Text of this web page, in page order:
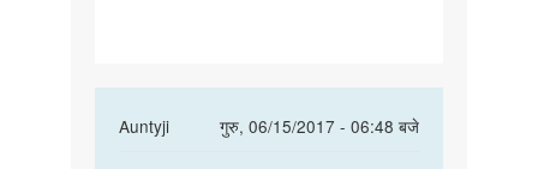
Auntyji
गुरु, 06/15/2017 - 06:48 बजे
In